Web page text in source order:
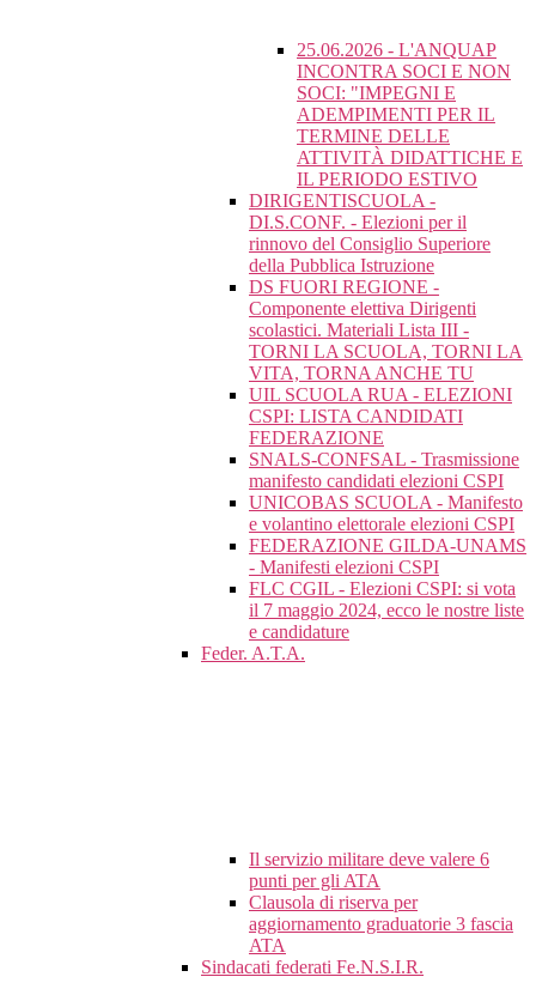
25.06.2026 - L'ANQUAP
INCONTRA SOCI E NON
SOCI: "IMPEGNI E
ADEMPIMENTI PER IL
TERMINE DELLE
ATTIVITÀ DIDATTICHE E
IL PERIODO ESTIVO
DIRIGENTISCUOLA -
DI.S.CONF. - Elezioni per il
rinnovo del Consiglio Superiore
della Pubblica Istruzione
DS FUORI REGIONE -
Componente elettiva Dirigenti
scolastici. Materiali Lista III -
TORNI LA SCUOLA, TORNI LA
VITA, TORNA ANCHE TU
UIL SCUOLA RUA - ELEZIONI
CSPI: LISTA CANDIDATI
FEDERAZIONE
SNALS-CONFSAL - Trasmissione
manifesto candidati elezioni CSPI
UNICOBAS SCUOLA - Manifesto
e volantino elettorale elezioni CSPI
FEDERAZIONE GILDA-UNAMS
- Manifesti elezioni CSPI
FLC CGIL - Elezioni CSPI: si vota
il 7 maggio 2024, ecco le nostre liste
e candidature
Feder. A.T.A.
Il servizio militare deve valere 6
punti per gli ATA
Clausola di riserva per
aggiornamento graduatorie 3 fascia
ATA
Sindacati federati Fe.N.S.I.R.